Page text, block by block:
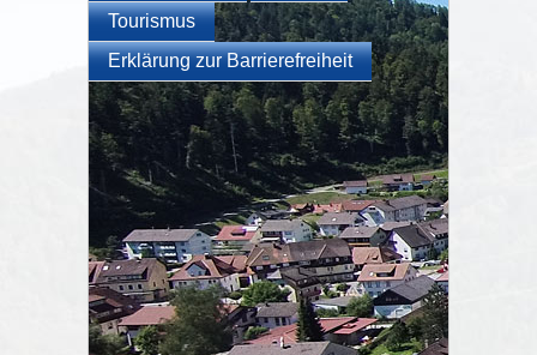
Tourismus
Erklärung zur Barrierefreiheit